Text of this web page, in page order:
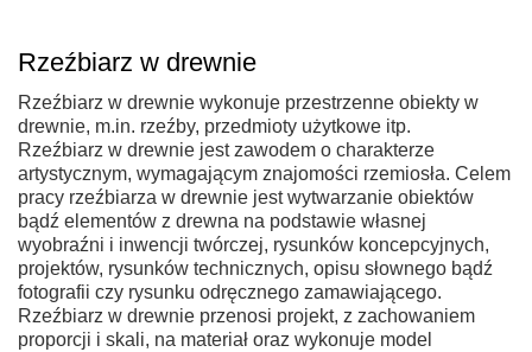
Rzeźbiarz w drewnie
Rzeźbiarz w drewnie wykonuje przestrzenne obiekty w
drewnie, m.in. rzeźby, przedmioty użytkowe itp.
Rzeźbiarz w drewnie jest zawodem o charakterze
artystycznym, wymagającym znajomości rzemiosła. Celem
pracy rzeźbiarza w drewnie jest wytwarzanie obiektów
bądź elementów z drewna na podstawie własnej
wyobraźni i inwencji twórczej, rysunków koncepcyjnych,
projektów, rysunków technicznych, opisu słownego bądź
fotografii czy rysunku odręcznego zamawiającego.
Rzeźbiarz w drewnie przenosi projekt, z zachowaniem
proporcji i skali, na materiał oraz wykonuje model